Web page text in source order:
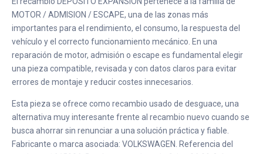
MOTOR / ADMISION / ESCAPE, una de las zonas más
importantes para el rendimiento, el consumo, la respuesta del
vehículo y el correcto funcionamiento mecánico. En una
reparación de motor, admisión o escape es fundamental elegir
una pieza compatible, revisada y con datos claros para evitar
errores de montaje y reducir costes innecesarios.
Esta pieza se ofrece como recambio usado de desguace, una
alternativa muy interesante frente al recambio nuevo cuando se
busca ahorrar sin renunciar a una solución práctica y fiable.
Fabricante o marca asociada: VOLKSWAGEN. Referencia del